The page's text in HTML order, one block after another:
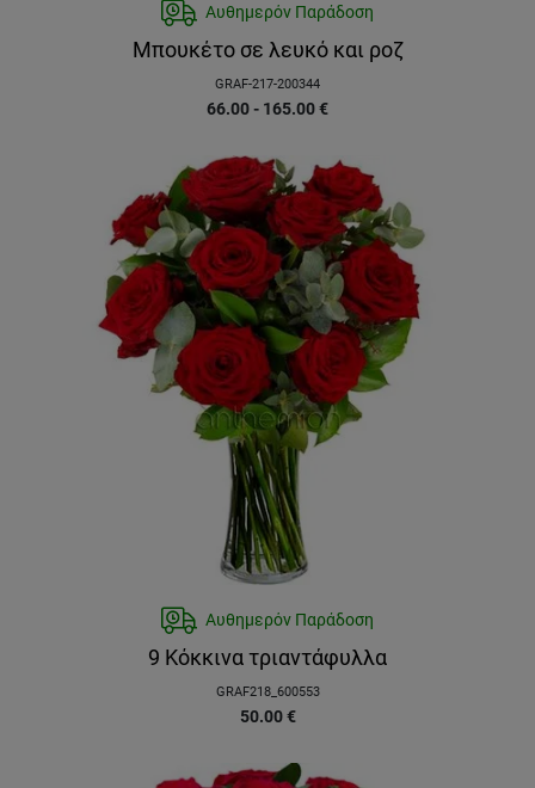
Αυθημερόν Παράδοση
Μπουκέτο σε λευκό και ροζ
GRAF-217-200344
66.00 - 165.00€
Αυθημερόν Παράδοση
9 Κόκκινα τριαντάφυλλα
GRAF218_600553
50.00 €